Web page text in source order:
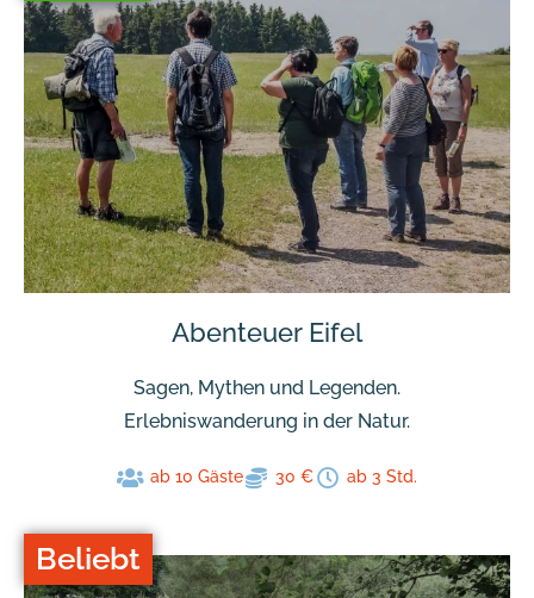
Abenteuer Eifel
Sagen, Mythen und Legenden.
Erlebniswanderung in der Natur.
ab 10 Gäste 30 € ab 3 Std.
Beliebt